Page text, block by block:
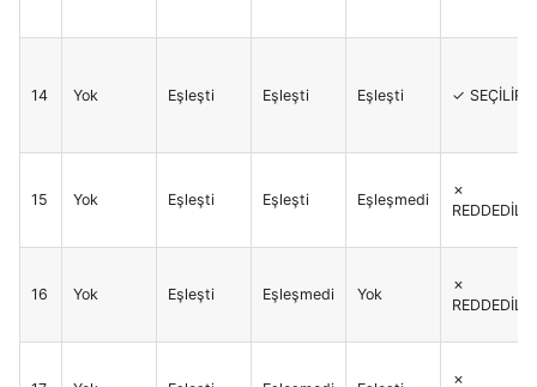
14 Yok Eşleşti Eşleşti Eşleşti ✓ SEÇİLİR
15 Yok Eşleşti Eşleşti Eşleşmedi
✗
REDDEDİLİR
16 Yok Eşleşti Eşleşmedi Yok
✗
REDDEDİLİR
✗